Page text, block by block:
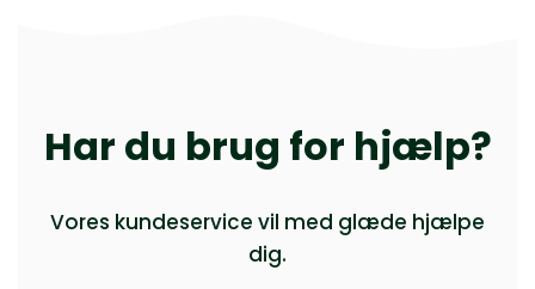
Har du brug for hjælp?
Vores kundeservice vil med glæde hjælpe
dig.